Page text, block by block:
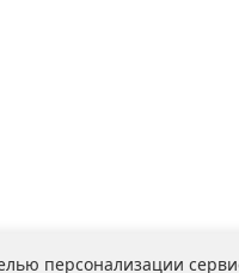
персонализации